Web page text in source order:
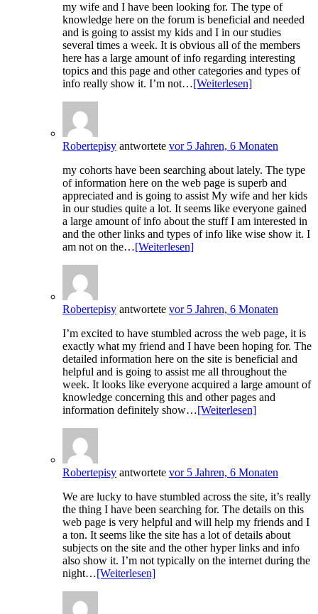
my wife and I have been looking for. The type of
knowledge here on the forum is beneficial and needed
and is going to assist my kids and I in our studies
several times a week. It is obvious all of the members
here has a large amount of info regarding interesting
topics and this page and other categories and types of
info really show it. I’m not…[Weiterlesen]
Robertepisy antwortete vor 5 Jahren, 6 Monaten
my cohorts have been searching about lately. The type
of information here on the web page is superb and
appreciated and is going to assist My wife and her kids
in our studies quite a lot. It seems like everyone gained
a large amount of info about the stuff I am interested in
and the other links and types of info like wise show it. I
am not on the…[Weiterlesen]
Robertepisy antwortete vor 5 Jahren, 6 Monaten
I’m excited to have stumbled across the web page, it is
exactly what my friend and I have been hoping for. The
detailed information here on the site is beneficial and
helpful and is going to assist me all throughout the
week. It looks like everyone acquired a large amount of
knowledge concerning this and other pages and
information definitely show…[Weiterlesen]
Robertepisy antwortete vor 5 Jahren, 6 Monaten
We are lucky to have stumbled across the site, it’s really
the thing I have been searching for. The details on this
web page is very helpful and will help my friends and I
a ton. It seems like the site has a lot of details about
subjects on the site and the other hyper links and info
also show it. I’m not typically on the internet during the
night…[Weiterlesen]